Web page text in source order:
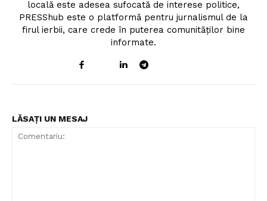
locală este adesea sufocată de interese politice,
PRESShub este o platformă pentru jurnalismul de la
firul ierbii, care crede în puterea comunităților bine
informate.
LĂSAȚI UN MESAJ